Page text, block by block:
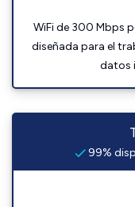
WiFi de 300 Mbps
diseñada para el
datos
99%